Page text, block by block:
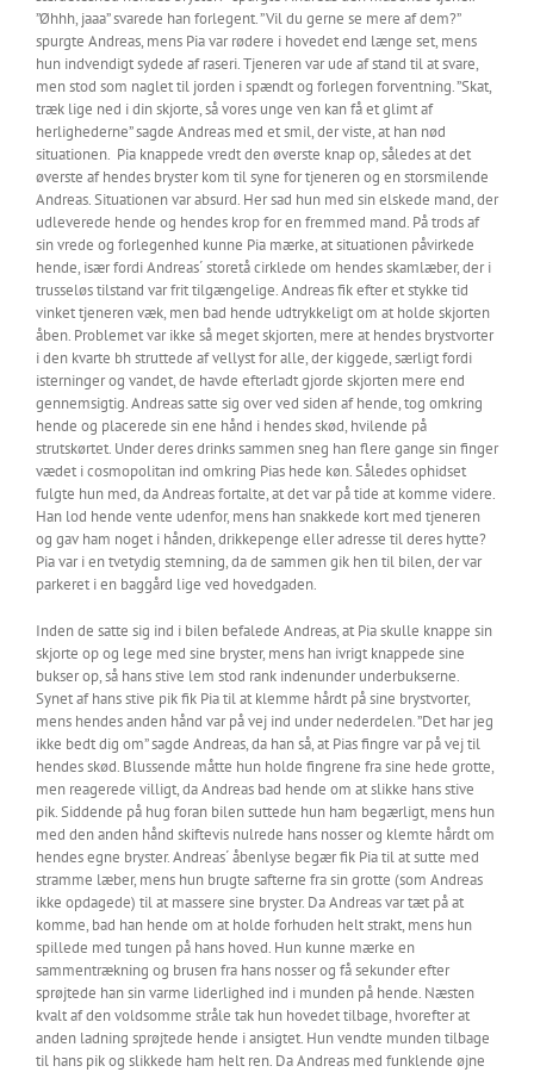
”Øhhh, jaaa” svarede han forlegent. ”Vil du gerne se mere af dem?”
spurgte Andreas, mens Pia var rødere i hovedet end længe set, mens
hun indvendigt sydede af raseri. Tjeneren var ude af stand til at svare,
men stod som naglet til jorden i spændt og forlegen forventning. ”Skat,
træk lige ned i din skjorte, så vores unge ven kan få et glimt af
herlighederne” sagde Andreas med et smil, der viste, at han nød
situationen. Pia knappede vredt den øverste knap op, således at det
øverste af hendes bryster kom til syne for tjeneren og en storsmilende
Andreas. Situationen var absurd. Her sad hun med sin elskede mand, der
udleverede hende og hendes krop for en fremmed mand. På trods af
sin vrede og forlegenhed kunne Pia mærke, at situationen påvirkede
hende, især fordi Andreas´ storetå cirklede om hendes skamlæber, der i
trusseløs tilstand var frit tilgængelige. Andreas fik efter et stykke tid
vinket tjeneren væk, men bad hende udtrykkeligt om at holde skjorten
åben. Problemet var ikke så meget skjorten, mere at hendes brystvorter
i den kvarte bh struttede af vellyst for alle, der kiggede, særligt fordi
isterninger og vandet, de havde efterladt gjorde skjorten mere end
gennemsigtig. Andreas satte sig over ved siden af hende, tog omkring
hende og placerede sin ene hånd i hendes skød, hvilende på
strutskørtet. Under deres drinks sammen sneg han flere gange sin finger
vædet i cosmopolitan ind omkring Pias hede køn. Således ophidset
fulgte hun med, da Andreas fortalte, at det var på tide at komme videre.
Han lod hende vente udenfor, mens han snakkede kort med tjeneren
og gav ham noget i hånden, drikkepenge eller adresse til deres hytte?
Pia var i en tvetydig stemning, da de sammen gik hen til bilen, der var
parkeret i en baggård lige ved hovedgaden.
Inden de satte sig ind i bilen befalede Andreas, at Pia skulle knappe sin
skjorte op og lege med sine bryster, mens han ivrigt knappede sine
bukser op, så hans stive lem stod rank indenunder underbukserne.
Synet af hans stive pik fik Pia til at klemme hårdt på sine brystvorter,
mens hendes anden hånd var på vej ind under nederdelen. ”Det har jeg
ikke bedt dig om” sagde Andreas, da han så, at Pias fingre var på vej til
hendes skød. Blussende måtte hun holde fingrene fra sine hede grotte,
men reagerede villigt, da Andreas bad hende om at slikke hans stive
pik. Siddende på hug foran bilen suttede hun ham begærligt, mens hun
med den anden hånd skiftevis nulrede hans nosser og klemte hårdt om
hendes egne bryster. Andreas´ åbenlyse begær fik Pia til at sutte med
stramme læber, mens hun brugte safterne fra sin grotte (som Andreas
ikke opdagede) til at massere sine bryster. Da Andreas var tæt på at
komme, bad han hende om at holde forhuden helt strakt, mens hun
spillede med tungen på hans hoved. Hun kunne mærke en
sammentrækning og brusen fra hans nosser og få sekunder efter
sprøjtede han sin varme liderlighed ind i munden på hende. Næsten
kvalt af den voldsomme stråle tak hun hovedet tilbage, hvorefter at
anden ladning sprøjtede hende i ansigtet. Hun vendte munden tilbage
til hans pik og slikkede ham helt ren. Da Andreas med funklende øjne